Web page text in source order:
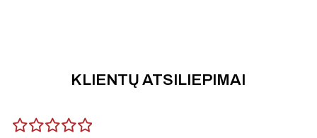
KLIENTŲ ATSILIEPIMAI